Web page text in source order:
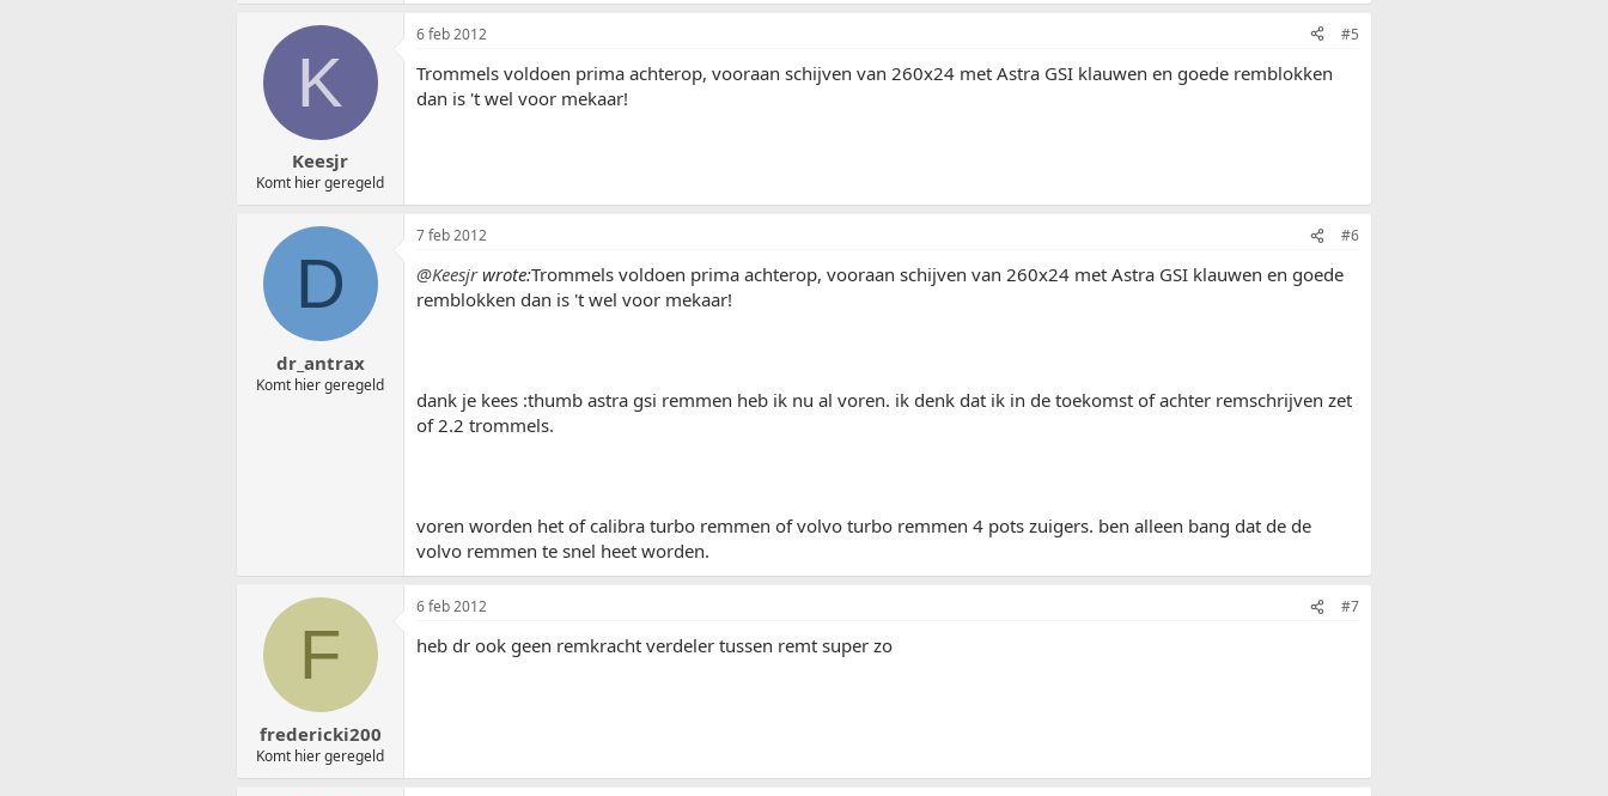
K
Keesjr
Komt hier geregeld
6 feb 2012 #5
Trommels voldoen prima achterop, vooraan schijven van 260x24 met Astra GSI klauwen en goede remblokken
dan is 't wel voor mekaar!
D
dr_antrax
Komt hier geregeld
7 feb 2012 #6
@Keesjrwrote:Trommels voldoen prima achterop, vooraan schijven van 260x24 met Astra GSI klauwen en goede
remblokken dan is 't wel voor mekaar!
dank je kees :thumb astra gsi remmen heb ik nu al voren. ik denk dat ik in de toekomst of achter remschrijven zet
of 2.2 trommels.
voren worden het of calibra turbo remmen of volvo turbo remmen 4 pots zuigers. ben alleen bang dat de de
volvo remmen te snel heet worden.
F
fredericki200
Komt hier geregeld
6 feb 2012 #7
heb dr ook geen remkracht verdeler tussen remt super zo